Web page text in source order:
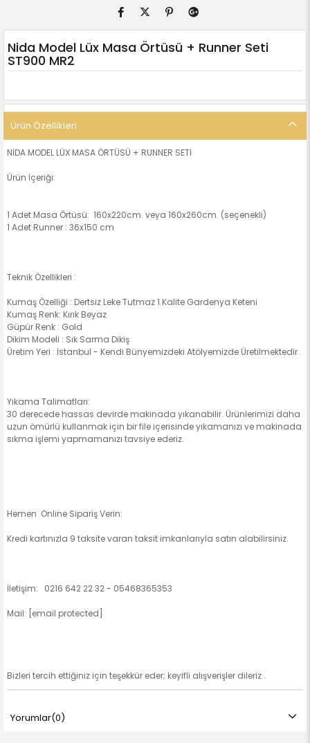
Nida Model Lüx Masa Örtüsü + Runner Seti
ST900 MR2
Ürün Özellikleri
NİDA MODEL LÜX MASA ÖRTÜSÜ + RUNNER SETİ
Ürün İçeriği:
1 Adet Masa Örtüsü: 160x220cm. veya 160x260cm. (seçenekli)
1 Adet Runner : 36x150 cm
Teknik Özellikleri :
Kumaş Özelliği : Dertsiz Leke Tutmaz 1.Kalite Gardenya Keteni
Kumaş Renk: Kırık Beyaz
Güpür Renk : Gold
Dikim Modeli : Sık Sarma Dikiş
Üretim Yeri : İstanbul - Kendi Bünyemizdeki Atölyemizde Üretilmektedir .
Yıkama Talimatları:
30 derecede hassas devirde makinada yıkanabilir. Ürünlerimizi daha
uzun ömürlü kullanmak için bir file içerisinde yıkamanızı ve makinada
sıkma işlemi yapmamanızı tavsiye ederiz.
Hemen Online Sipariş Verin:
Kredi kartınızla 9 taksite varan taksit imkanlarıyla satın alabilirsiniz.
İletişim: 0216 642 22 32 - 05468365353
Mail: [email protected]
Bizleri tercih ettiğiniz için teşekkür eder; keyifli alışverişler dileriz .
Yorumlar(0)